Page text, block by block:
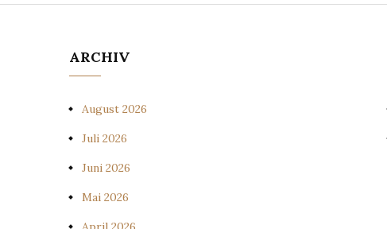
ARCHIV
August 2026
Juli 2026
Juni 2026
Mai 2026